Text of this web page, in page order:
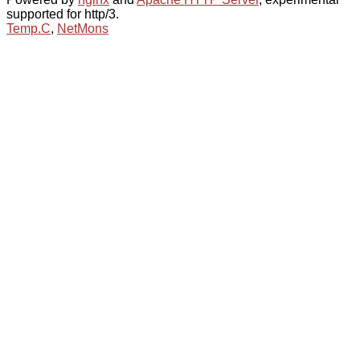
supported for http/3.
Temp.C, NetMons